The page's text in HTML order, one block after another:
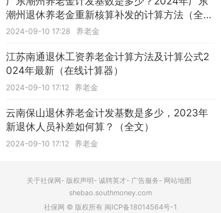
潮州退休养老金重新核算补发的计算方法（全
文）
2024-09-10 17:28 养老金
江苏南通退休工资养老金计算方法及计算公式2
024年最新（在线计算器）
2024-09-10 17:12 养老金
云南保山退休养老金计发基数是多少，2023年
新退休人员补差如何算？（全文）
2024-09-10 17:12 养老金
关于社保网 版权声明 诚聘英才 广告服务
网站地图
shebao.southmoney.com
社保网 © 版权所有 闽ICP备18014564号-1